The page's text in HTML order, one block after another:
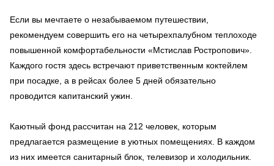
Если вы мечтаете о незабываемом путешествии,
рекомендуем совершить его на четырехпалубном теплоходе
повышенной комфортабельности «Мстислав Ростропович».
Каждого гостя здесь встречают приветственным коктейлем
при посадке, а в рейсах более 5 дней обязательно
проводится капитанский ужин.
Каютный фонд рассчитан на 212 человек, которым
предлагается размещение в уютных помещениях. В каждом
из них имеется санитарный блок, телевизор и холодильник.